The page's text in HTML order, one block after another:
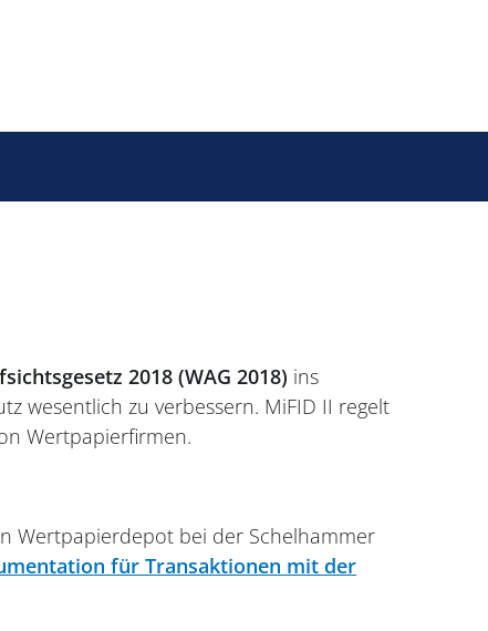
2018 (WAG 2018) ins
wesentlich zu verbessern. MiFID II regelt
Wertpapierfirmen.
Wertpapierdepot bei der Schelhammer
für Transaktionen mit der